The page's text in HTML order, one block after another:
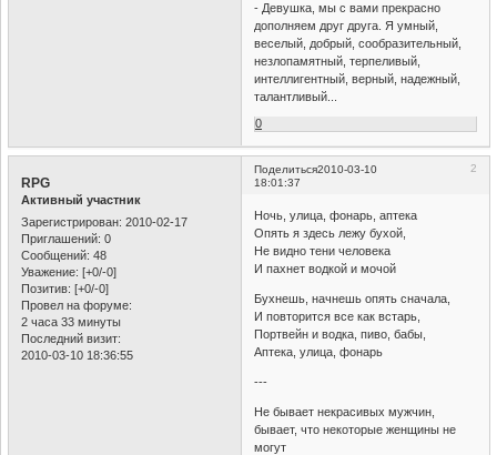
- Девушка, мы с вами прекрасно
дополняем друг друга. Я умный,
веселый, добрый, сообразительный,
незлопамятный, терпеливый,
интеллигентный, верный, надежный,
талантливый...
0
Поделиться 2
2010-03-10
18:01:37
RPG
Активный участник
Зарегистрирован: 2010-02-17
Приглашений: 0
Сообщений: 48
Уважение: [+0/-0]
Позитив: [+0/-0]
Провел на форуме:
2 часа 33 минуты
Последний визит:
2010-03-10 18:36:55
Ночь, улица, фонарь, аптека
Опять я здесь лежу бухой,
Не видно тени человека
И пахнет водкой и мочой
Бухнешь, начнешь опять сначала,
И повторится все как встарь,
Портвейн и водка, пиво, бабы,
Аптека, улица, фонарь
---
Не бывает некрасивых мужчин,
бывает, что некоторые женщины не
могут